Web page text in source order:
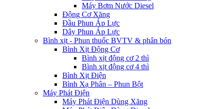
Máy Bơm Nước Diesel
Động Cơ Xăng
Đầu Phun Áp Lực
Dây Phun Áp Lực
Bình xịt - Phun thuốc BVTV & phân bón
Bình Xịt Động Cơ
Bình xịt động cơ 2 thì
Bình xịt động cơ 4 thì
Bình Xịt Điện
Bình Xạ Phân – Phun Bột
Máy Phát Điện
Máy Phát Điện Dùng Xăng